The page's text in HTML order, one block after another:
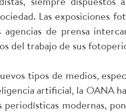
Las exposiciones
de prensa
del trabajo de sus
tipos de medios,
artificial, la OANA
modernas,